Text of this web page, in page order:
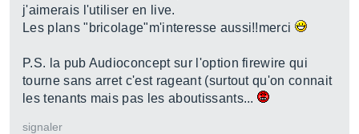
j'aimerais l'utiliser en live.
Les plans "bricolage"m'interesse aussi!!merci
P.S. la pub Audioconcept sur l'option firewire qui
tourne sans arret c'est rageant (surtout qu'on connait
les tenants mais pas les aboutissants...
signaler